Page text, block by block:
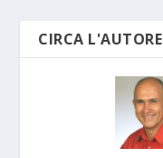
CIRCA L'AUTORE